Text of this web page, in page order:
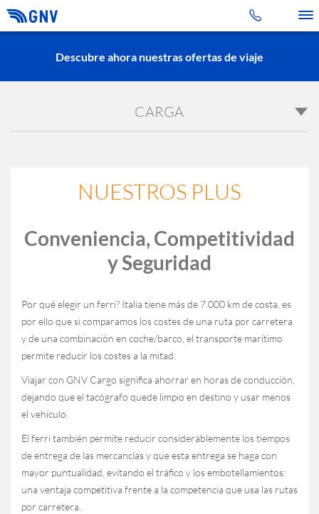
Descubre ahora nuestras ofertas de viaje
CARGA
NUESTROS PLUS
Conveniencia, Competitividad
y Seguridad
Por qué elegir un ferri? Italia tiene más de 7.000 km de costa, es
por ello que si comparamos los costes de una ruta por carretera
y de una combinación en coche/barco, el transporte marítimo
permite reducir los costes a la mitad.
Viajar con GNV Cargo significa ahorrar en horas de conducción,
dejando que el tacógrafo quede limpio en destino y usar menos
el vehículo.
El ferri también permite reducir considerablemente los tiempos
de entrega de las mercancías y que esta entrega se haga con
mayor puntualidad, evitando el tráfico y los embotellamientos:
una ventaja competitiva frente a la competencia que usa las rutas
por carretera.